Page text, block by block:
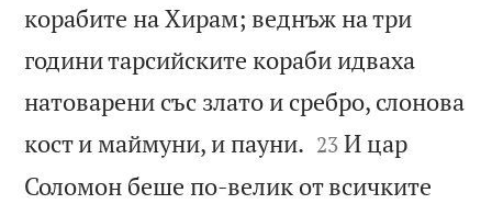
корабите на Хирам; веднъж на три
години тарсийските кораби идваха
натоварени със злато и сребро, слонова
кост и маймуни, и пауни. 

23 И цар
Соломон беше по-велик от всичките